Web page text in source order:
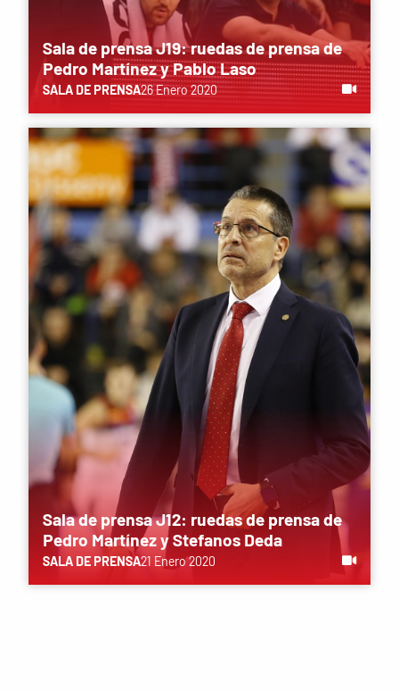
Sala de prensa J19: ruedas de prensa de
Pedro Martínez y Pablo Laso
SALA DE PRENSA26 Enero 2020
Sala de prensa J12: ruedas de prensa de
Pedro Martínez y Stefanos Deda
SALA DE PRENSA21 Enero 2020